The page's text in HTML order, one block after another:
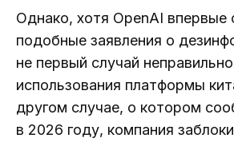
Однако, хотя OpenAI впервые
подобные заявления о
не первый случай
использования платформы
другом случае, о котором
в 2026 году, компания